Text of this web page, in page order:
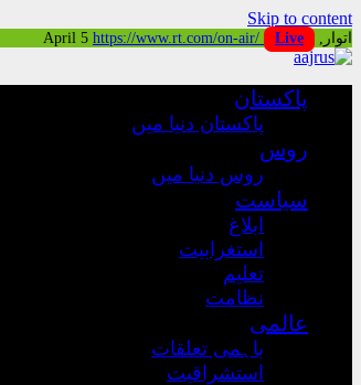
Skip to content
اتوار, April 5 https://www.rt.com/on-air/ Live
پاکستان
پاکستان دنیا میں
روس
روس دنیا میں
سیاست
ابلاغ
استغرابیت
تعلیم
نظامت
عالمی
باہمی تعلقات
استشراقیت